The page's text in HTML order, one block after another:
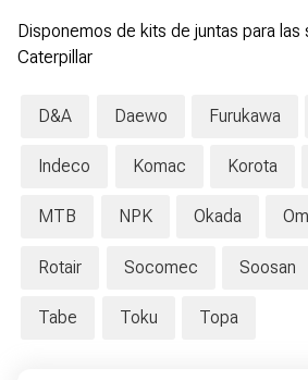
Disponemos de kits de juntas para las
Caterpillar
D&A Daewo Furukawa
Indeco Komac Korota
MTB NPK Okada
Rotair Socomec Soosan
Tabe Toku Topa